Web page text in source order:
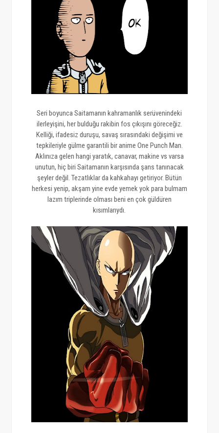
Seri boyunca Saitamanın kahramanlık serüvenindeki
ilerleyişini, her bulduğu rakibin fos çıkışını göreceğiz.
Kelliği, ifadesiz duruşu, savaş sırasındaki değişimi ve
tepkileriyle gülme garantili bir anime One Punch Man.
Aklınıza gelen hangi yaratık, canavar, makine vs varsa
unutun, hiç biri Saitamanın karşısında şans tanınacak
şeyler değil. Tezatlıklar da kahkahayı getiriyor. Bütün
herkesi yenip, akşam yine evde yemek yok para bulmam
lazım triplerinde olması beni en çok güldüren
kısımlarıydı.